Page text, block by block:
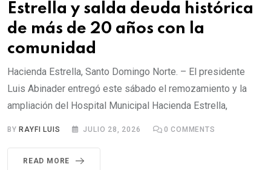
Estrella y salda deuda histórica
de más de 20 años con la
comunidad
Hacienda Estrella, Santo Domingo Norte. – El presidente
Luis Abinader entregó este sábado el remozamiento y la
ampliación del Hospital Municipal Hacienda Estrella,
BY RAYFI LUIS JULIO 28, 2026 0 COMMENTS
READ MORE